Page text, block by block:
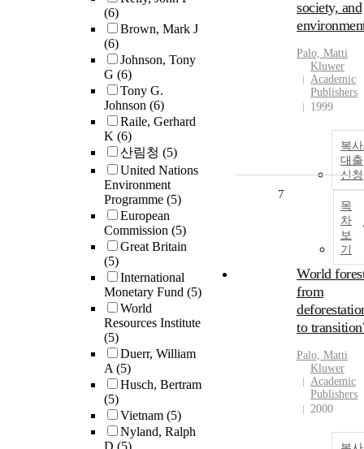
(6)
Brown, Mark J
(6)
Johnson, Tony
G (6)
Tony G.
Johnson (6)
Raile, Gerhard
K (6)
산림청 (5)
United Nations
Environment
Programme (5)
European
Commission (5)
Great Britain
(5)
International
Monetary Fund (5)
World
Resources Institute
(5)
Duerr, William
A(5)
Husch, Bertram
(5)
Vietnam (5)
Nyland, Ralph
society, and
Palo, Matti
Kluwer
Academic
Publishers
1999
복
대출
신청
목
차
보
기
7
World
from
to
Palo, Matti
Kluwer
Academic
Publishers
2000